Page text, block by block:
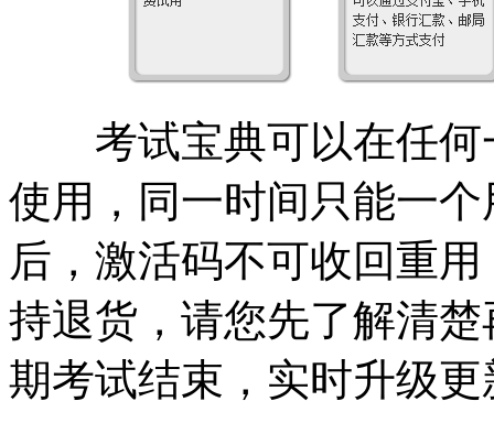
考试宝典可以在任何
使用，同一时间只能一
后，激活码不可收回重
持退货，请您先了解清
期考试结束，实时升级